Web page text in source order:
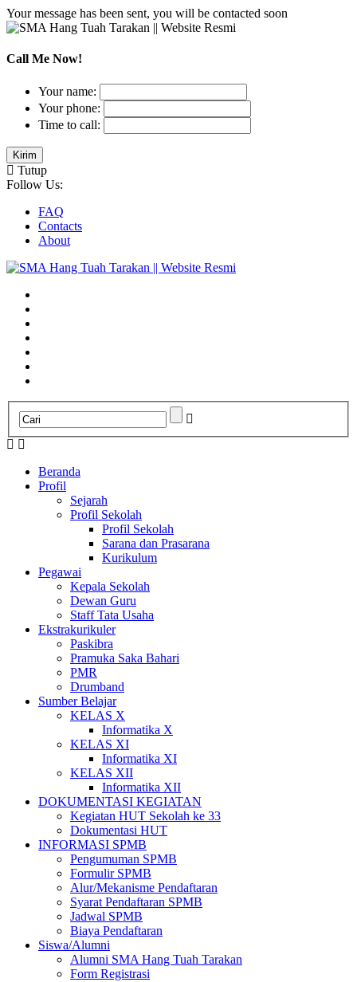
Your message has been sent, you will be contacted soon
Call Me Now!
Your name:
Your phone:
Time to call:
Tutup
Follow Us:
FAQ
Contacts
About
Beranda
Profil
Sejarah
Profil Sekolah
Profil Sekolah
Sarana dan Prasarana
Kurikulum
Pegawai
Kepala Sekolah
Dewan Guru
Staff Tata Usaha
Ekstrakurikuler
Paskibra
Pramuka Saka Bahari
PMR
Drumband
Sumber Belajar
KELAS X
Informatika X
KELAS XI
Informatika XI
KELAS XII
Informatika XII
DOKUMENTASI KEGIATAN
Kegiatan HUT Sekolah ke 33
Dokumentasi HUT
INFORMASI SPMB
Pengumuman SPMB
Formulir SPMB
Alur/Mekanisme Pendaftaran
Syarat Pendaftaran SPMB
Jadwal SPMB
Biaya Pendaftaran
Siswa/Alumni
Alumni SMA Hang Tuah Tarakan
Form Registrasi